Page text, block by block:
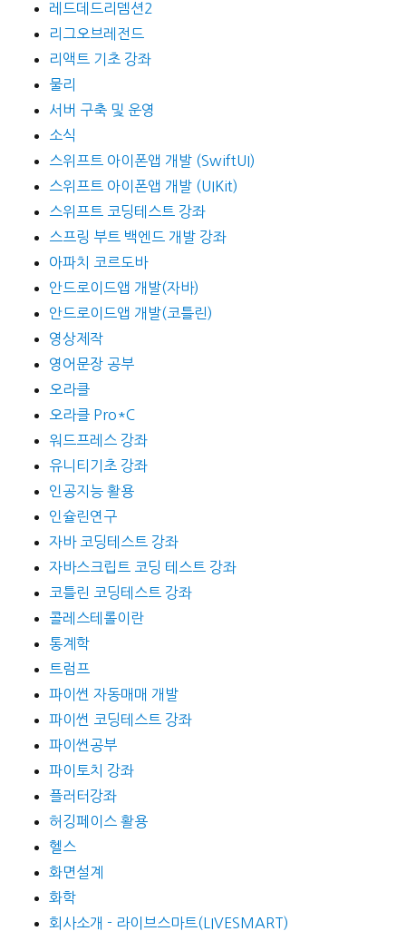
레드데드리뎀션2
리그오브레전드
리액트 기초 강좌
물리
서버 구축 및 운영
소식
스위프트 아이폰앱 개발 (SwiftUI)
스위프트 아이폰앱 개발 (UIKit)
스위프트 코딩테스트 강좌
스프링 부트 백엔드 개발 강좌
아파치 코르도바
안드로이드앱 개발(자바)
안드로이드앱 개발(코틀린)
영상제작
영어문장 공부
오라클
오라클 Pro*C
워드프레스 강좌
유니티기초 강좌
인공지능 활용
인슐린연구
자바 코딩테스트 강좌
자바스크립트 코딩 테스트 강좌
코틀린 코딩테스트 강좌
콜레스테롤이란
통계학
트럼프
파이썬 자동매매 개발
파이썬 코딩테스트 강좌
파이썬공부
파이토치 강좌
플러터강좌
허깅페이스 활용
헬스
화면설계
화학
회사소개 - 라이브스마트(LIVESMART)